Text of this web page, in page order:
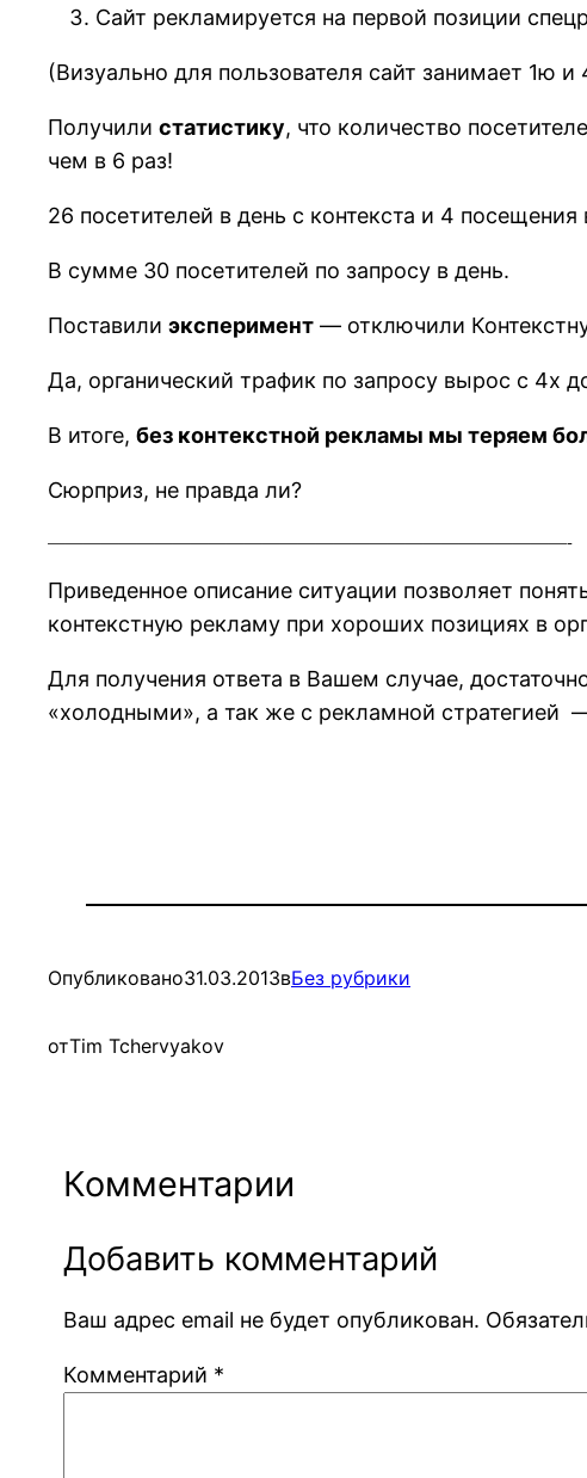
Сайт рекламируется на первой позиции
(Визуально для пользователя сайт занимает 1ю
Получили статистику, что количество
чем в 6 раз!
26 посетителей в день с контекста и 4 посещения
В сумме 30 посетителей по запросу в день.
Поставили эксперимент — отключили
Да, органический трафик по запросу вырос с 4х
В итоге, без контекстной рекламы мы теряем
Сюрприз, не правда ли?
—————————————————————————————-
Приведенное описание ситуации позволяет
контекстную рекламу при хороших позициях в
Для получения ответа в Вашем случае,
«холодными», а так же с рекламной стратегией
Опубликовано31.03.2013вБез рубрики
отTim Tchervyakov
Комментарии
Добавить комментарий
Ваш адрес email не будет опубликован.
Комментарий *